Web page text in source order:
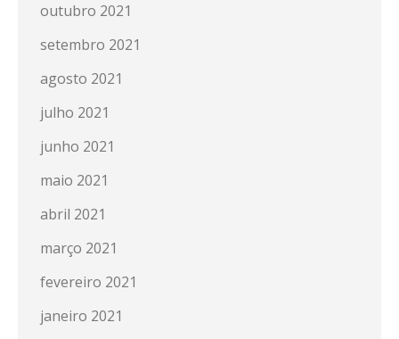
outubro 2021
setembro 2021
agosto 2021
julho 2021
junho 2021
maio 2021
abril 2021
março 2021
fevereiro 2021
janeiro 2021